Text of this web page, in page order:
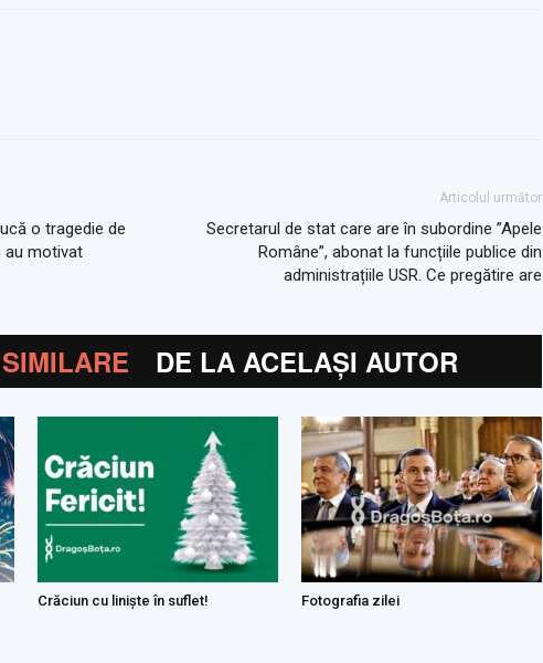
o tragedie de
au motivat
Articolul următor
Secretarul de stat care are în subordine ”Apele
Române”, abonat la funcțiile publice din
administrațiile USR. Ce pregătire are
DE LA ACELAȘI AUTOR
Crăciun cu liniște în suflet! Fotografia zilei